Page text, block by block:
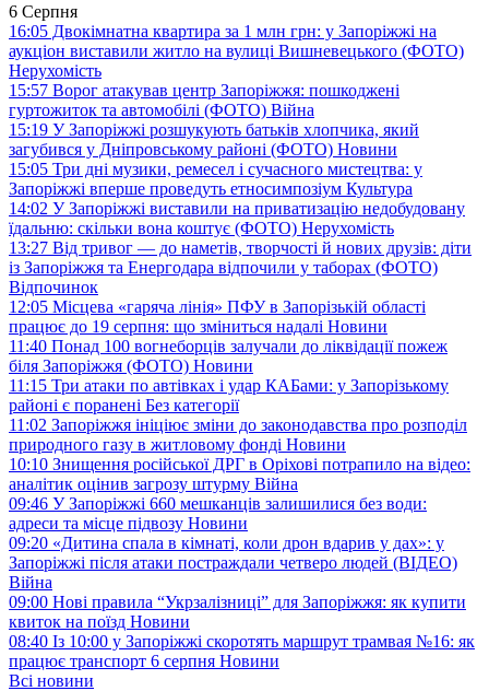
6 Серпня
16:05 Двокімнатна квартира за 1 млн грн: у Запоріжжі на
аукціон виставили житло на вулиці Вишневецького (ФОТО)
Нерухомість
15:57 Ворог атакував центр Запоріжжя: пошкоджені
гуртожиток та автомобілі (ФОТО) Війна
15:19 У Запоріжжі розшукують батьків хлопчика, який
загубився у Дніпровському районі (ФОТО) Новини
15:05 Три дні музики, ремесел і сучасного мистецтва: у
Запоріжжі вперше проведуть етносимпозіум Культура
14:02 У Запоріжжі виставили на приватизацію недобудовану
їдальню: скільки вона коштує (ФОТО) Нерухомість
13:27 Від тривог — до наметів, творчості й нових друзів: діти
із Запоріжжя та Енергодара відпочили у таборах (ФОТО)
Відпочинок
12:05 Місцева «гаряча лінія» ПФУ в Запорізькій області
працює до 19 серпня: що зміниться надалі Новини
11:40 Понад 100 вогнеборців залучали до ліквідації пожеж
біля Запоріжжя (ФОТО) Новини
11:15 Три атаки по автівках і удар КАБами: у Запорізькому
районі є поранені Без категорії
11:02 Запоріжжя ініціює зміни до законодавства про розподіл
природного газу в житловому фонді Новини
10:10 Знищення російської ДРГ в Оріхові потрапило на відео:
аналітик оцінив загрозу штурму Війна
09:46 У Запоріжжі 660 мешканців залишилися без води:
адреси та місце підвозу Новини
09:20 «Дитина спала в кімнаті, коли дрон вдарив у дах»: у
Запоріжжі після атаки постраждали четверо людей (ВІДЕО)
Війна
09:00 Нові правила “Укрзалізниці” для Запоріжжя: як купити
квиток на поїзд Новини
08:40 Із 10:00 у Запоріжжі скоротять маршрут трамвая №16: як
працює транспорт 6 серпня Новини
Всі новини